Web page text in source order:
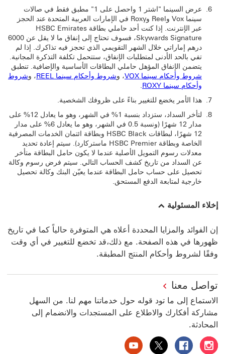
عرض السينما "اشتر 1 واحصل على 1" مطبق فقط في صالات
سينما Vox وReel وRoxy في الإمارات العربية المتحدة عند الحجز
عبر الإنترنت. إذا كنت أحد حاملي بطاقة HSBC Emirates
Skywards Signature، فسوف تحتاج إلى إنفاق ما لا يقل عن 6000
درهم إماراتي خلال الشهر التقويمي الذي تحجز فيه تذاكرك. ‏‫إذا لم
تفي بالحد الأدنى لمتطلبات الإنفاق، ستتحمل تكلفة التذكرة المجانية.
يتضمن الإنفاق المؤهل حاملي البطاقات الأساسية والإضافية. تنطبق
شروط وأحكام سينما VOX
، وشروط وأحكام سينما REEL ، وشروط
وأحكام سينما ROXY
.
هذا الأمر يخضع للتغيير بناءً على ظروفك الشخصية.
لتأخر السداد، ستزداد بنسبة 1% في الشهر، وهو ما يعادل 12% على
مدار 12 شهرًا (ونسبة 0.5 في الشهر، وهو ما يعادل 6% على مدار
12 شهرًا، لبطاقات HSBC Black و‏‫بطاقة ائتمان الخدمات المصرفية
الخاصة و‏‫بطاقة HSBC Premier ماستركارد). سيتم إعادة تحديد
معدلات رسوم التمويل الأصلية عندما لا يكون حامل البطاقة متأخر
عن السداد من تاريخ كشف الحساب التالي. سيتم فرض رسوم وكالة
تحصيل على حساب حامل البطاقة عندما يعيّن البنك وكالة تحصيل
خارجية لمتابعة الدفع المستحق.
إخلاء المسئولية
‏‫إن الفوائد والمزايا المحددة أعلاه هي المتوفرة حالياً كما في تاريخ
ظهورها في هذه الصفحة.‬ ‏‫مع ذلك،قد تخضع للتغيير في أي وقت
وفقًا لشروط وأحكام المنتج المطبقة.‬‏‫
تواصل معنا
الاستماع إلى ما تود قوله حول خدماتنا مهم لنا. من السهل
مشاركة أفكارك والاطلاع على المستجدات والانضمام إلى
المحادثة.
بنك HSBC الإمارات العربية المتحدة على إنستغرام سيتم فتح هذا الرابط في نافذة جديدة
بنك HSBC الإمارات العربية المتحدة على فيسبوك سيتم فتح هذا الرابط في نافذة جديدة بنك HSBC الإمارات العربية المتحدة على تويتر سيتم فتح هذا الرابط في نافذة جديدة بنك HSBC الإمارات العربية المتحدة على يوتيوب سيتم فتح هذا الرابط في نافذة جديدة